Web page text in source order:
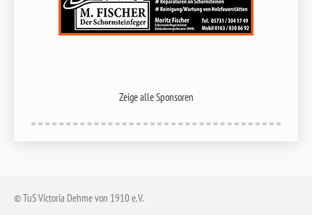
Zeige alle Sponsoren
© TuS Victoria Dehme von 1910 e.V.